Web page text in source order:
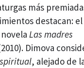
más
destacan: el
Las madres
Dimova
, alejado de